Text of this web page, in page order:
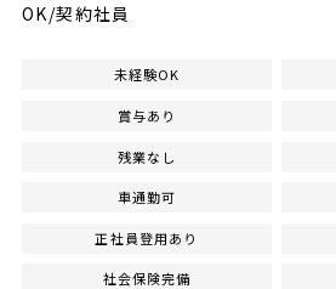
OK/契約社員
未経験OK
賞与あり
残業なし
車通勤可
正社員登用あり
社会保険完備